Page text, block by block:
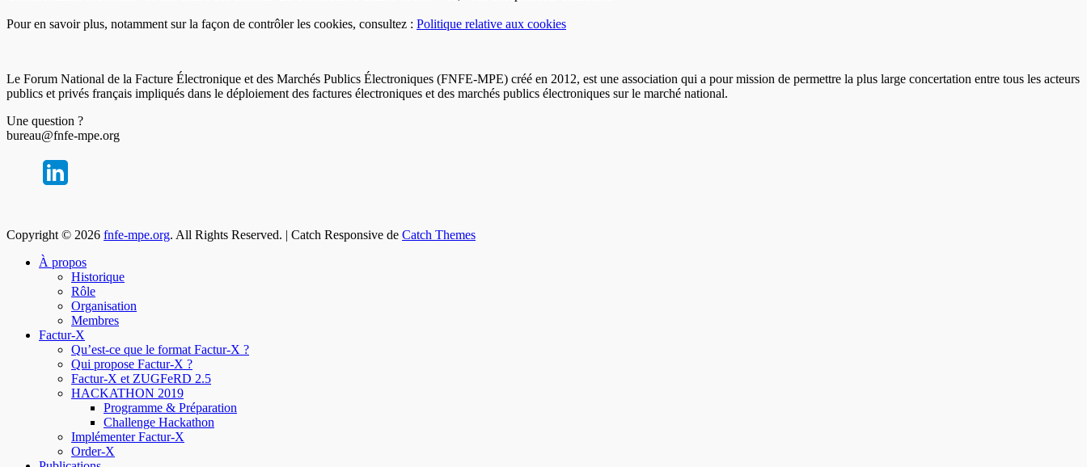
Pour en savoir plus, notamment sur la façon de contrôler les cookies, consultez : Politique relative aux cookies
Le Forum National de la Facture Électronique et des Marchés Publics Électroniques (FNFE-MPE) créé en 2012, est une association qui a pour mission de permettre la plus large concertation entre tous les acteurs
publics et privés français impliqués dans le déploiement des factures électroniques et des marchés publics électroniques sur le marché national.
Une question ?
bureau@fnfe-mpe.org
Copyright © 2026 fnfe-mpe.org. All Rights Reserved. | Catch Responsive de Catch Themes
À propos
Historique
Rôle
Organisation
Membres
Factur-X
Qu’est-ce que le format Factur-X ?
Qui propose Factur-X ?
Factur-X et ZUGFeRD 2.5
HACKATHON 2019
Programme & Préparation
Challenge Hackathon
Implémenter Factur-X
Order-X